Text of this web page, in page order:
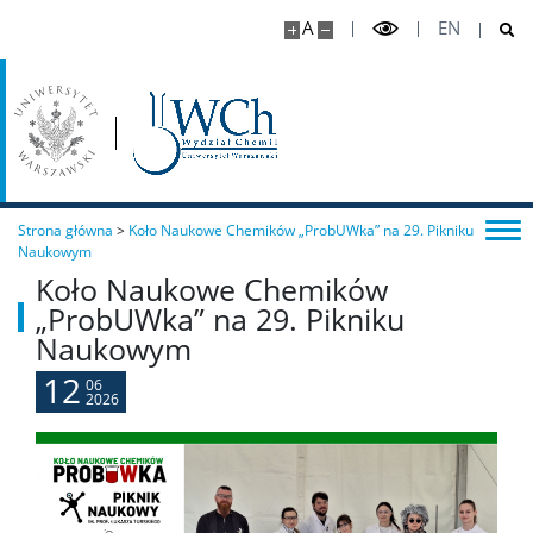
A EN
Master Studies in Chemistry in English (EN)
Chemia medyczna II stopnia
Radiogenomika II stopnia
Studia w ramach MISMaP
Studia podyplomowe
Dziekanat Studencki
Pełnomocniczka ds. osób ze specjalnymi
potrzebami edukacyjnymi
Strona główna > Koło Naukowe Chemików „ProbUWka” na 29. Pikniku
Naukowym
Koło Naukowe Chemików
„ProbUWka” na 29. Pikniku
Naukowym
12 06
2026